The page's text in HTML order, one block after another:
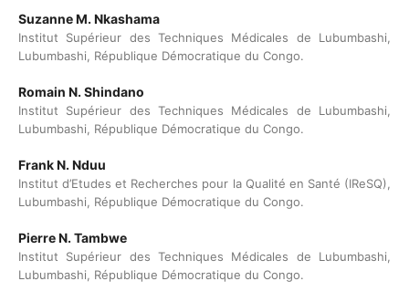
Suzanne M. Nkashama
Institut Supérieur des Techniques Médicales de Lubumbashi,
Lubumbashi, République Démocratique du Congo.
Romain N. Shindano
Institut Supérieur des Techniques Médicales de Lubumbashi,
Lubumbashi, République Démocratique du Congo.
Frank N. Nduu
Institut d’Etudes et Recherches pour la Qualité en Santé (IReSQ),
Lubumbashi, République Démocratique du Congo.
Pierre N. Tambwe
Institut Supérieur des Techniques Médicales de Lubumbashi,
Lubumbashi, République Démocratique du Congo.